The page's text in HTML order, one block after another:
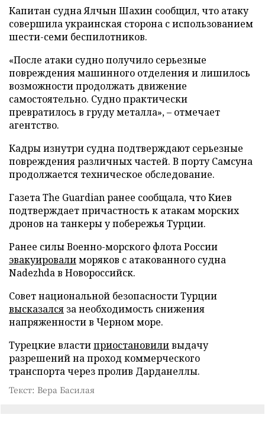
Капитан судна Ялчын Шахин сообщил, что атаку
совершила украинская сторона с использованием
шести-семи беспилотников.
«После атаки судно получило серьезные
повреждения машинного отделения и лишилось
возможности продолжать движение
самостоятельно. Судно практически
превратилось в груду металла», – отмечает
агентство.
Кадры изнутри судна подтверждают серьезные
повреждения различных частей. В порту Самсуна
продолжается техническое обследование.
Газета The Guardian ранее сообщала, что Киев
подтверждает причастность к атакам морских
дронов на танкеры у побережья Турции.
Ранее силы Военно-морского флота России
эвакуировалиморяков с атакованного судна
Nadezhda в Новороссийск.
Совет национальной безопасности Турции
высказался за необходимость снижения
напряженности в Черном море.
Турецкие властиприостановиливыдачу
разрешений на проход коммерческого
транспорта через пролив Дарданеллы.
Текст: Вера Басилая